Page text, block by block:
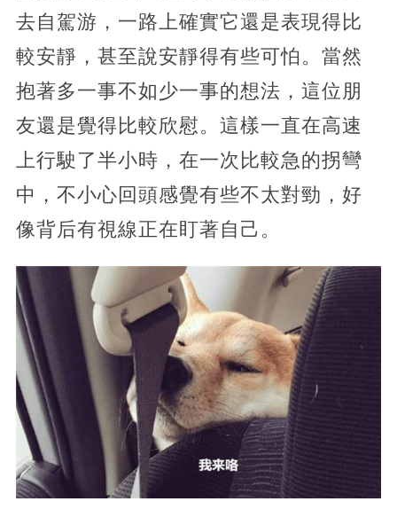
去自駕游，一路上確實它還是表現得比
較安靜，甚至說安靜得有些可怕。當然
抱著多一事不如少一事的想法，這位朋
友還是覺得比較欣慰。這樣一直在高速
上行駛了半小時，在一次比較急的拐彎
中，不小心回頭感覺有些不太對勁，好
像背后有視線正在盯著自己。